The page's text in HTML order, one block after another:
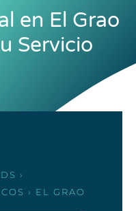
en El Grao
Servicio
›
› EL GRAO